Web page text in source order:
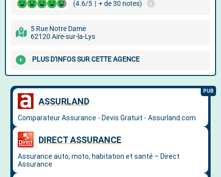
(4.6/5 | + de 30 notes)
5 Rue Notre Dame
62120 Aire-sur-la-Lys
PLUS D'INFOS SUR CETTE AGENCE